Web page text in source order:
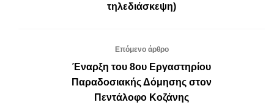
τηλεδιάσκεψη)
Επόμενο άρθρο
Έναρξη του 8ου Εργαστηρίου
Παραδοσιακής Δόμησης στον
Πεντάλοφο Κοζάνης